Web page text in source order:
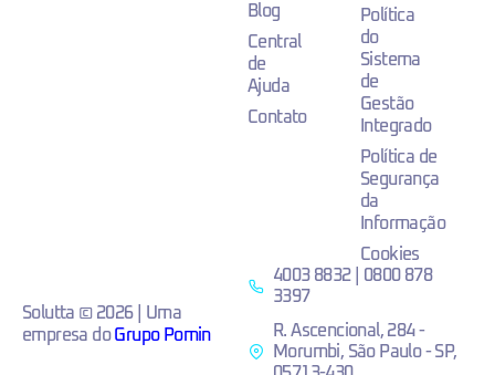
Blog
Central
de
Ajuda
Contato
Política
do
Sistema
de
Gestão
Integrado
Política de
Segurança
da
Informação
Cookies
Solutta © 2026 | Uma
empresa doGrupo Pomin
4003 8832 | 0800 878
3397
R. Ascencional, 284 -
Morumbi, São Paulo - SP,